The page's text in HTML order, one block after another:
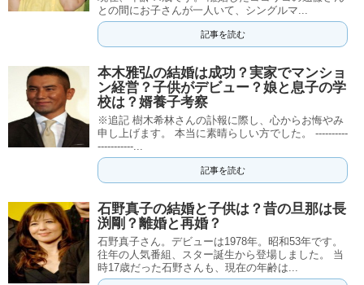
との間にお子さんが一人いて、シングルマ...
記事を読む
本木雅弘の結婚は成功？実家でマンショ
ン経営？子供がデビュー？娘と息子の学
校は？婿養子考察
※追記 樹木希林さんの訃報に際し、心からお悔やみ
申し上げます。 本当に素晴らしい方でした。 ----------
-----------...
記事を読む
石野真子の結婚と子供は？昔の旦那は長
渕剛？離婚と再婚？
石野真子さん。デビューは1978年。昭和53年です。
往年の人気番組、スター誕生から登場しました。 当
時17歳だった石野さんも、現在の年齢は...